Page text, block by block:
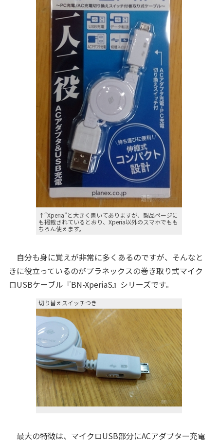
↑“Xperia”と大きく書いてありますが、製品ページに
も掲載されているとおり、Xperia以外のスマホでもも
ちろん使えます。
自分も身に覚えが非常に多くあるのですが、そんなと
きに役立っているのがプラネックスの巻き取り式マイク
ロUSBケーブル『BN-XperiaS』シリーズです。
切り替えスイッチつき
最大の特徴は、マイクロUSB部分にACアダプター充電